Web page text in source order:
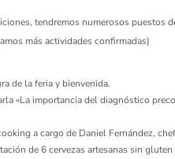
tendremos numerosos puestos
más actividades confirmadas)
de la feria y bienvenida.
«La importancia del diagnóstico
a cargo de Daniel Fernández,
de 6 cervezas artesanas sin